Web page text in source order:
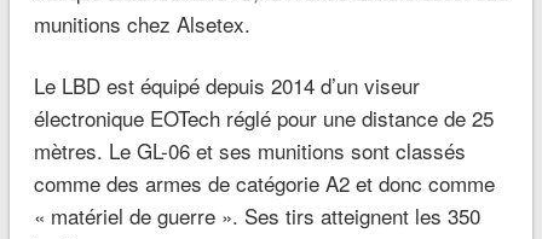
munitions chez Alsetex.
Le LBD est équipé depuis 2014 d’un viseur
électronique EOTech réglé pour une distance de 25
mètres. Le GL-06 et ses munitions sont classés
comme des armes de catégorie A2 et donc comme
« matériel de guerre ». Ses tirs atteignent les 350